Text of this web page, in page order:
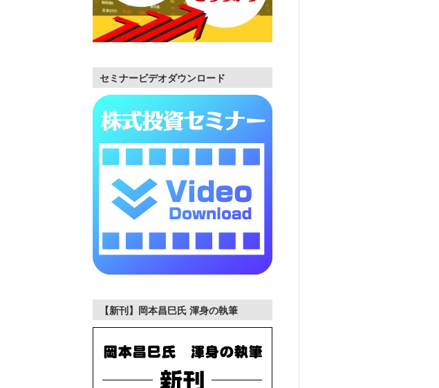
セミナービデオダウンロード
【新刊】岡本昌巳氏 渾身の執筆